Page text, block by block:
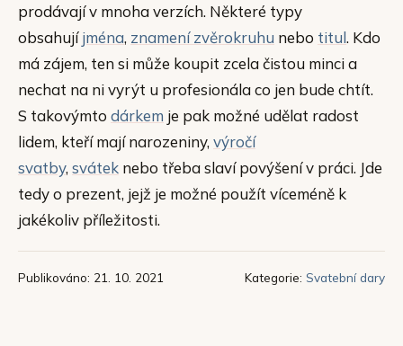
prodávají v mnoha verzích. Některé typy
obsahujíjména, znamení zvěrokruhu nebo titul. Kdo
má zájem, ten si může koupit zcela čistou minci a
nechat na ni vyrýt u profesionála co jen bude chtít.
S takovýmto dárkem je pak možné udělat radost
lidem, kteří mají narozeniny, výročí
svatby, svátek nebo třeba slaví povýšení v práci. Jde
tedy o prezent, jejž je možné použít víceméně k
jakékoliv příležitosti.
Publikováno: 21. 10. 2021 Kategorie: Svatební dary